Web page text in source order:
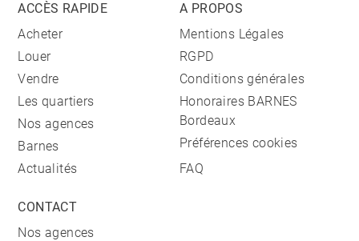
ACCÈS RAPIDE
Acheter
Louer
Vendre
Les quartiers
Nos agences
Barnes
Actualités
A PROPOS
Mentions Légales
RGPD
Conditions générales
Honoraires BARNES
Bordeaux
Préférences cookies
FAQ
CONTACT
Nos agences